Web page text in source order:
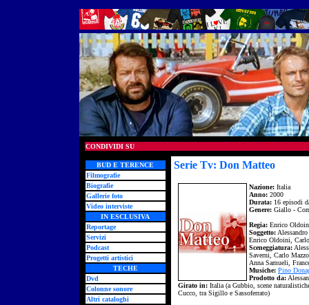
CONDIVIDI SU
BUD E TERENCE
Filmografie
Biografie
Gallerie foto
Video interviste
IN ESCLUSIVA
Reportage
Servizi
Podcast
Progetti artistici
TECHE
Dvd
Colonne sonore
Altri cataloghi
Serie Tv: Don Matteo
Nazione: Italia
Anno: 2000
Durata: 16 episodi
Genere: Giallo -
Regia: Enrico
Soggetto:
Enrico Oldoini,
Sceneggiatura:
Saverni, Carlo
Anna Samueli,
Musiche: Pino
Prodotto da:
Girato in: Italia (a Gubbio, scene
Cucco, tra Sigillo e Sassoferrato)